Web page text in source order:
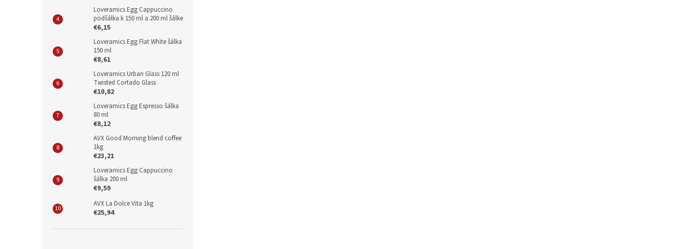
Loveramics Egg Cappuccino
podšálka k 150 ml a 200 ml šálke
€6,15
Loveramics Egg Flat White šálka
150 ml
€8,61
Loveramics Urban Glass 120 ml
Twisted Cortado Glass
€10,82
Loveramics Egg Espresso šálka
80 ml
€8,12
AVX Good Morning blend coffee
1kg
€23,21
Loveramics Egg Cappuccino
šálka 200 ml
€9,59
AVX La Dolce Vita 1kg
€25,94